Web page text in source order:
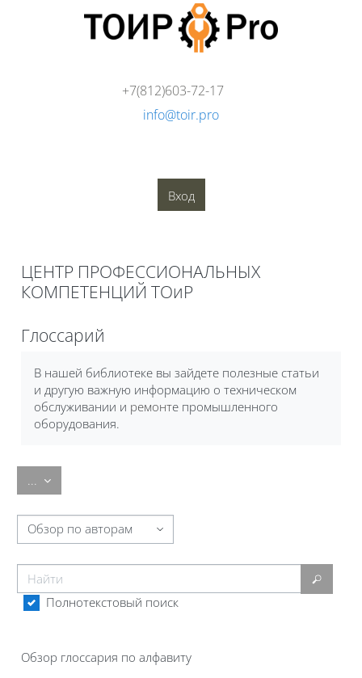
Перейти к основному содержанию
+7(812)603-72-17
info@toir.pro
Вход
ЦЕНТР ПРОФЕССИОНАЛЬНЫХ
КОМПЕТЕНЦИЙ ТОиР
Глоссарий
В нашей библиотеке вы зайдете полезные статьи
и другую важную информацию о техническом
обслуживании и ремонте промышленного
оборудования.
Экспорт записей
Обзор глоссария по алфавиту
Найти
Найти
Полнотекстовый поиск
Обзор глоссария по алфавиту